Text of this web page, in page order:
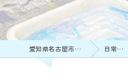
愛知県名古屋市の学童保育ならA学童 日常のようす